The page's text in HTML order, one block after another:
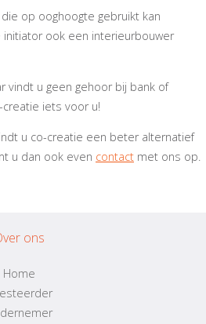
op ooghoogte gebruikt kan
ook een interieurbouwer
vindt u geen gehoor bij bank of
iets voor u!
u co-creatie een beter alternatief
u dan ook even contact met ons op.
ons
Home